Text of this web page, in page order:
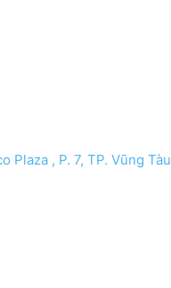
Plaza , P. 7, TP. Vũng Tàu